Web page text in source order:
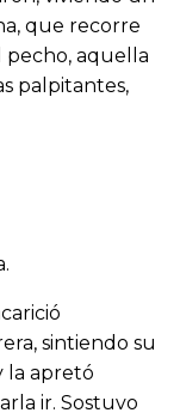
que recorre
pecho, aquella
palpitantes,
sintiendo su
la apretó
ir. Sostuvo